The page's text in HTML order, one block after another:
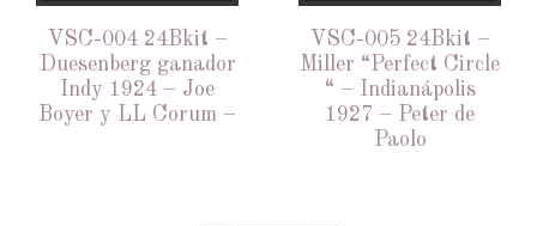
VSC-004 24Bkit –
Duesenberg ganador
Indy 1924 – Joe
Boyer y LL Corum –
VSC-005 24Bkit –
Miller “Perfect Circle
“ – Indianápolis
1927 – Peter de
Paolo